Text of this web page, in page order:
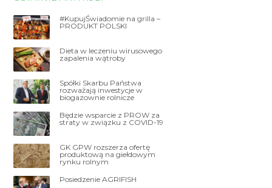
#KupujŚwiadomie na grilla –
PRODUKT POLSKI
Dieta w leczeniu wirusowego
zapalenia wątroby
Spółki Skarbu Państwa
rozważają inwestycje w
biogazownie rolnicze
Będzie wsparcie z PROW za
straty w związku z COVID-19
GK GPW rozszerza ofertę
produktową na giełdowym
rynku rolnym
Posiedzenie AGRIFISH